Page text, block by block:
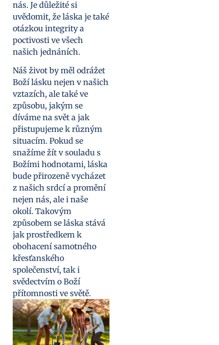
nás. Je důležité si
uvědomit, že láska je také
otázkou integrity a
poctivosti ve všech
našich jednáních.
Náš život by měl odrážet
Boží lásku nejen v našich
vztazích, ale také ve
způsobu, jakým se
díváme na svět a jak
přistupujeme k různým
situacím. Pokud se
snažíme žít v souladu s
Božími hodnotami, láska
bude přirozeně vycházet
z našich srdcí a promění
nejen nás, ale i naše
okolí. Takovým
způsobem se láska stává
jak prostředkem k
obohacení samotného
křesťanského
společenství, tak i
svědectvím o Boží
přítomnosti ve světě.